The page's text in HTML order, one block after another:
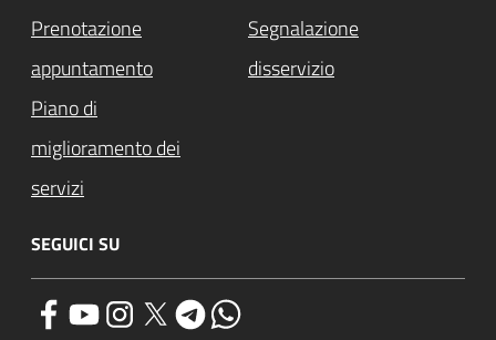
Prenotazione
appuntamento
Segnalazione
disservizio
Piano di
miglioramento dei
servizi
SEGUICI SU